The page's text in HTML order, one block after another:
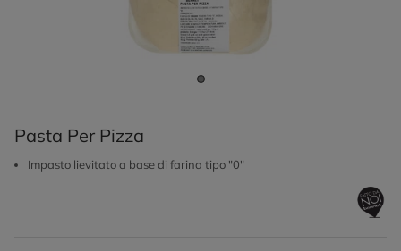
Pasta Per Pizza
Impasto lievitato a base di farina tipo "0"